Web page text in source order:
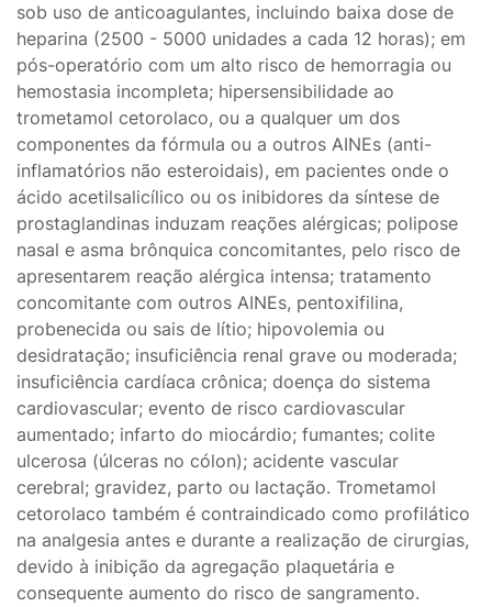
sob uso de anticoagulantes, incluindo baixa dose de
heparina (2500 - 5000 unidades a cada 12 horas); em
pós-operatório com um alto risco de hemorragia ou
hemostasia incompleta; hipersensibilidade ao
trometamol cetorolaco, ou a qualquer um dos
componentes da fórmula ou a outros AINEs (anti-
inflamatórios não esteroidais), em pacientes onde o
ácido acetilsalicílico ou os inibidores da síntese de
prostaglandinas induzam reações alérgicas; polipose
nasal e asma brônquica concomitantes, pelo risco de
apresentarem reação alérgica intensa; tratamento
concomitante com outros AINEs, pentoxifilina,
probenecida ou sais de lítio; hipovolemia ou
desidratação; insuficiência renal grave ou moderada;
insuficiência cardíaca crônica; doença do sistema
cardiovascular; evento de risco cardiovascular
aumentado; infarto do miocárdio; fumantes; colite
ulcerosa (úlceras no cólon); acidente vascular
cerebral; gravidez, parto ou lactação. Trometamol
cetorolaco também é contraindicado como profilático
na analgesia antes e durante a realização de cirurgias,
devido à inibição da agregação plaquetária e
consequente aumento do risco de sangramento.